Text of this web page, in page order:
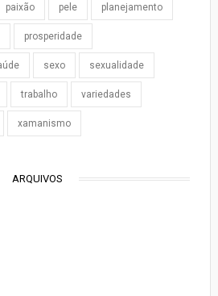
paixão pele planejamento
prosperidade
sexo sexualidade
trabalho variedades
xamanismo
ARQUIVOS